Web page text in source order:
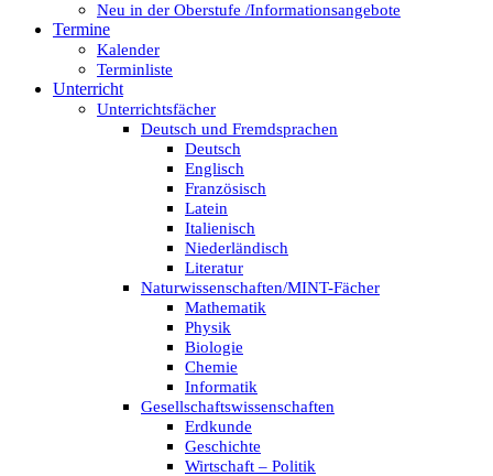
Neu in der Oberstufe /Informationsangebote
Termine
Kalender
Terminliste
Unterricht
Unterrichtsfächer
Deutsch und Fremdsprachen
Deutsch
Englisch
Französisch
Latein
Italienisch
Niederländisch
Literatur
Naturwissenschaften/MINT-Fächer
Mathematik
Physik
Biologie
Chemie
Informatik
Gesellschaftswissenschaften
Erdkunde
Geschichte
Wirtschaft – Politik